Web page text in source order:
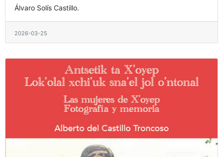
Álvaro Solís Castillo.
2026-03-25